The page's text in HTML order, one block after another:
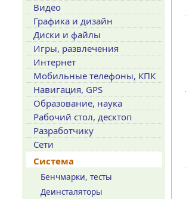
Видео
Графика и дизайн
Диски и файлы
Игры, развлечения
Интернет
Мобильные телефоны, КПК
Навигация, GPS
Образование, наука
Рабочий стол, десктоп
Разработчику
Сети
Система
Бенчмарки, тесты
Деинсталяторы